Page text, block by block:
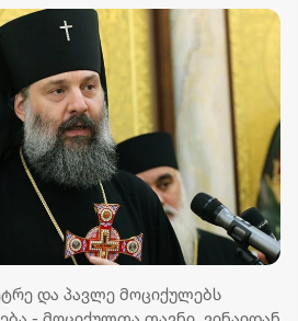
და პავლე მოციქულებს